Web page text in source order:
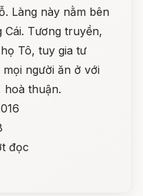
Làng này nằm bên
Tương truyền,
Tô, tuy gia tư
người ăn ở với
hoà thuận.
đọc